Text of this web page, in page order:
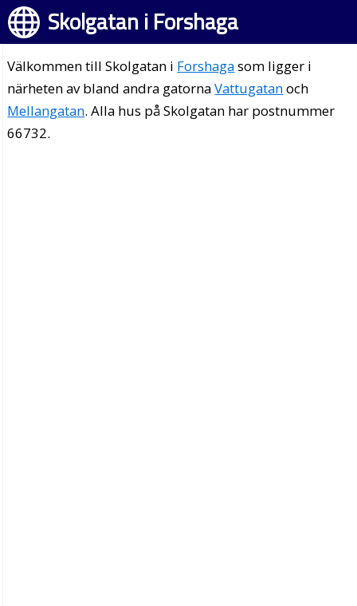
Skolgatan i Forshaga
Välkommen till Skolgatan i Forshagasom ligger i
närheten av bland andra gatornaVattugatanoch
Mellangatan. Alla hus på Skolgatan har postnummer
66732.